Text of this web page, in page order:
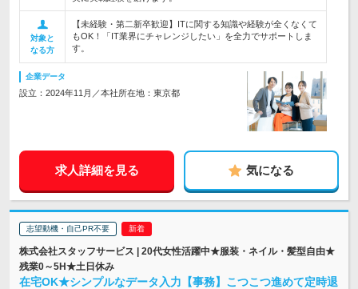
対象と
なる方
【未経験・第二新卒歓迎】ITに関する知識や経験が全くなくて
もOK！「IT業界にチャレンジしたい」を全力でサポートしま
す。
企業データ
設立：2024年11月／本社所在地：東京都
求人詳細を見る 気になる
志望動機・自己PR不要
株式会社スタッフサービス | 20代女性活躍中★服装・ネイル・髪型自由★
残業0～5H★土日休み
在宅OK★シンプルなデータ入力【事務】こつこつ進めて定時退